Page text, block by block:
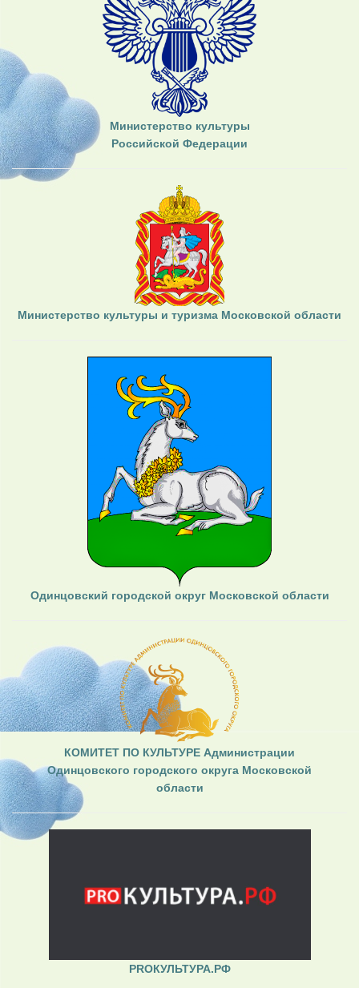
Министерство культуры
Российской Федерации
Министерство культуры и туризма Московской области
Одинцовский городской округ Московской области
КОМИТЕТ ПО КУЛЬТУРЕ Администрации
Одинцовского городского округа Московской
области
PROКУЛЬТУРА.РФ